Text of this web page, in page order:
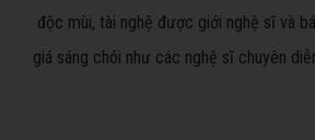
độc mùi, tài nghệ được giới nghệ sĩ và
giá sáng chói như các nghệ sĩ chuyên